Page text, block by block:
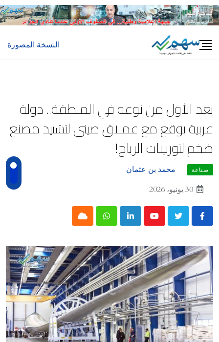
Skip
to
النسخة المصورة
يعد الأول من نوعه في المنطقة.. دولة
عربية توقع مع عملاق صيني لتشييد مصنع
ضخم لتوربينات الرياح!
صناعة
محمد بن عثمان
30 يونيو، 2026
Youtube
LinkedIn
Whatsapp
Cloud